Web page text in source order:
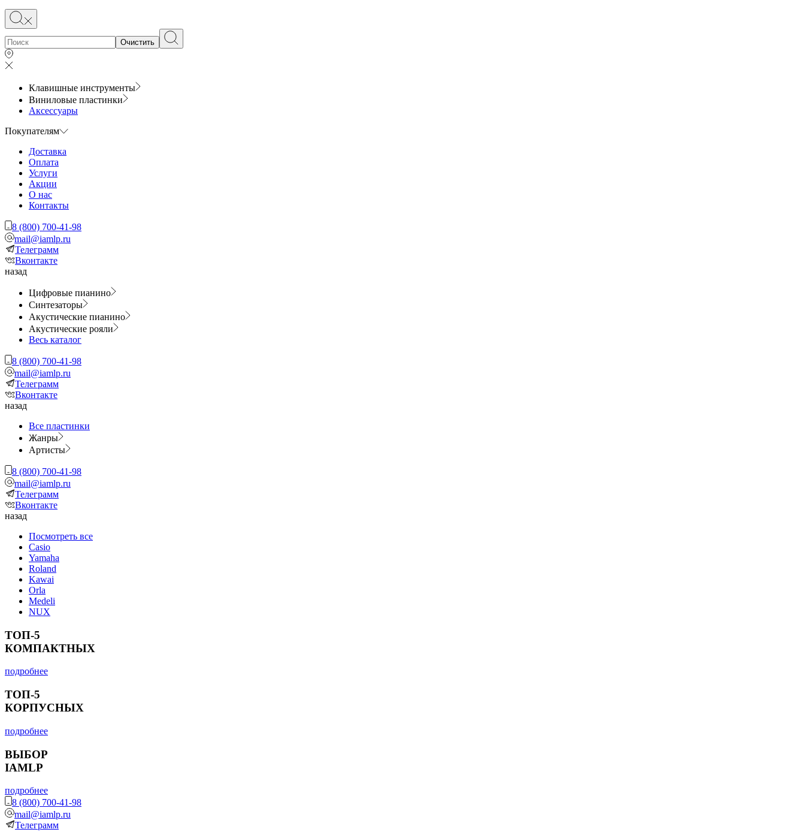
Очистить
Клавишные инструменты
Виниловые пластинки
Аксессуары
Покупателям
Доставка
Оплата
Услуги
Акции
О нас
Контакты
8 (800) 700-41-98
mail@iamlp.ru
Телеграмм
Вконтакте
назад
Цифровые пианино
Синтезаторы
Акустические пианино
Акустические рояли
Весь каталог
8 (800) 700-41-98
mail@iamlp.ru
Телеграмм
Вконтакте
назад
Все пластинки
Жанры
Артисты
8 (800) 700-41-98
mail@iamlp.ru
Телеграмм
Вконтакте
назад
Посмотреть все
Casio
Yamaha
Roland
Kawai
Orla
Medeli
NUX
ТОП-5
КОМПАКТНЫХ
подробнее
ТОП-5
КОРПУСНЫХ
подробнее
ВЫБОР
IAMLP
подробнее
8 (800) 700-41-98
mail@iamlp.ru
Телеграмм